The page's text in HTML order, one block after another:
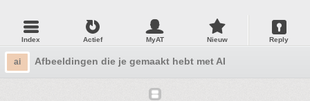
Index Actief MyAT Nieuw Reply
ai Afbeeldingen die je gemaakt hebt met AI